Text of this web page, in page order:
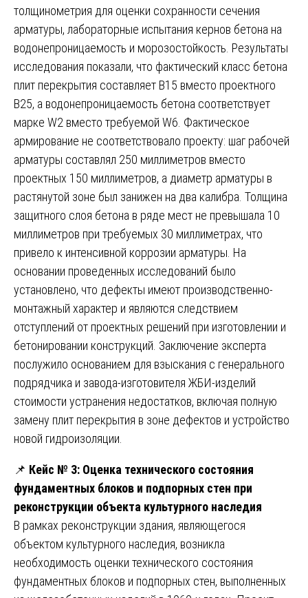
толщинометрия для оценки сохранности сечения
арматуры, лабораторные испытания кернов бетона на
водонепроницаемость и морозостойкость. Результаты
исследования показали, что фактический класс бетона
плит перекрытия составляет В15 вместо проектного
В25, а водонепроницаемость бетона соответствует
марке W2 вместо требуемой W6. Фактическое
армирование не соответствовало проекту: шаг рабочей
арматуры составлял 250 миллиметров вместо
проектных 150 миллиметров, а диаметр арматуры в
растянутой зоне был занижен на два калибра. Толщина
защитного слоя бетона в ряде мест не превышала 10
миллиметров при требуемых 30 миллиметрах, что
привело к интенсивной коррозии арматуры. На
основании проведенных исследований было
установлено, что дефекты имеют производственно-
монтажный характер и являются следствием
отступлений от проектных решений при изготовлении и
бетонировании конструкций. Заключение эксперта
послужило основанием для взыскания с генерального
подрядчика и завода-изготовителя ЖБИ-изделий
стоимости устранения недостатков, включая полную
замену плит перекрытия в зоне дефектов и устройство
новой гидроизоляции.
📌 Кейс № 3: Оценка технического состояния
фундаментных блоков и подпорных стен при
реконструкции объекта культурного наследия
В рамках реконструкции здания, являющегося
объектом культурного наследия, возникла
необходимость оценки технического состояния
фундаментных блоков и подпорных стен, выполненных